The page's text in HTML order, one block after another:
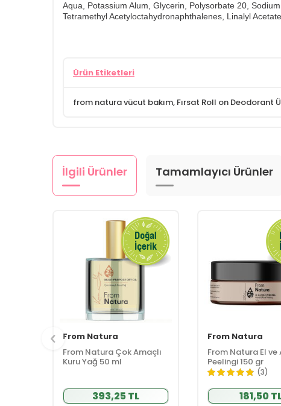
Aqua, Potassium Alum, Glycerin, Polysorbate 20,
Tetramethyl Acetyloctahydronaphthalenes, Linalyl
Ürün Etiketleri
from natura vücut bakım, Fırsat Roll on Deodorant
İlgili Ürünler Tamamlayıcı Ürünler
From Natura
From Natura Çok Amaçlı
Kuru Yağ 50 ml
393,25 TL
From Natura
From Natura El ve
Peelingi 150 gr
(3)
181,50